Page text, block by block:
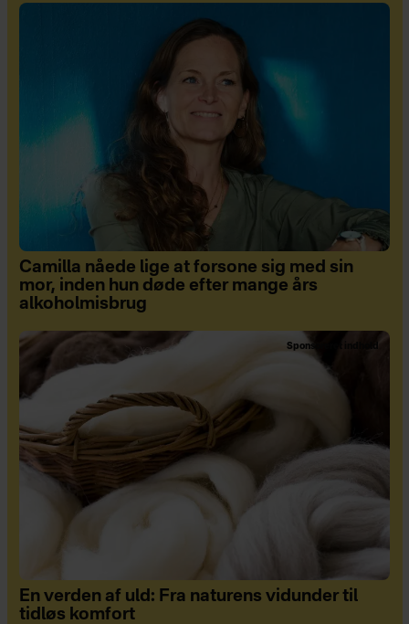
Camilla nåede lige at forsone sig med sin
mor, inden hun døde efter mange års
alkoholmisbrug
Sponsoreret indhold
En verden af uld: Fra naturens vidunder til
tidløs komfort